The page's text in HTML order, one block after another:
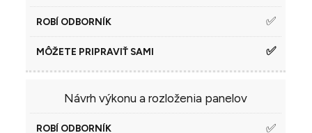
✅
✅
Návrh výkonu a rozloženia panelov
✅